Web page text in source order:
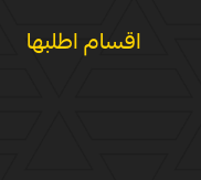
اقسام اطلبها